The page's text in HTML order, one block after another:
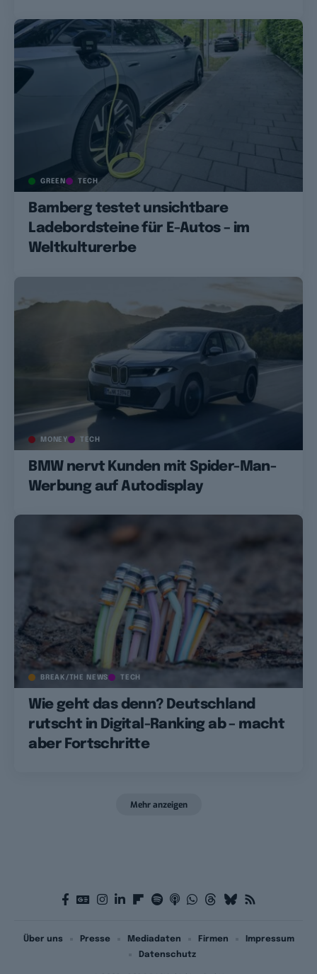
GREEN TECH
Bamberg testet unsichtbare
Ladebordsteine für E-Autos – im
Weltkulturerbe
MONEY TECH
BMW nervt Kunden mit Spider-Man-
Werbung auf Autodisplay
BREAK/THE NEWS TECH
Wie geht das denn? Deutschland
rutscht in Digital-Ranking ab – macht
aber Fortschritte
Mehr anzeigen
Über uns Presse Mediadaten Firmen
Impressum
Datenschutz